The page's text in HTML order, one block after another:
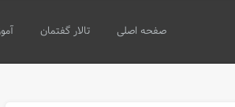
صفحه اصلی تالار گفتمان